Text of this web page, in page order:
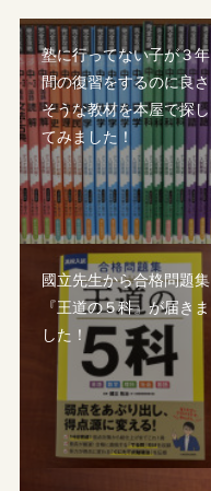
塾に行ってない子が３年
間の復習をするのに良さ
そうな教材を本屋で探し
てみました！
國立先生から合格問題集
『王道の５科』が届きま
した！